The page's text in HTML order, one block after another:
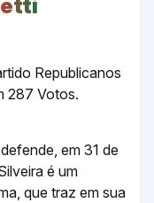
Republicanos
287 Votos.
em 31 de
é um
que traz em sua